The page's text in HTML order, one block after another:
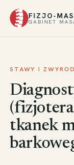
FIZJO-
GABINET
STAWY I
tkanek